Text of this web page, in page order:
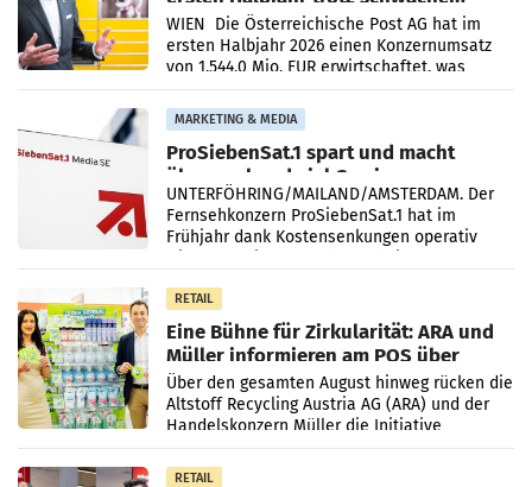
Briefgeschäft
WIEN Die Österreichische Post AG hat im
ersten Halbjahr 2026 einen Konzernumsatz
von 1.544,0 Mio. EUR erwirtschaftet, was
einem Plus von 3,8 Prozent gegenüber dem
Vergleichszeitraum
MARKETING & MEDIA
ProSiebenSat.1 spart und macht
überraschend viel Gewinn
UNTERFÖHRING/MAILAND/AMSTERDAM. Der
Fernsehkonzern ProSiebenSat.1 hat im
Frühjahr dank Kostensenkungen operativ
RETAIL
Eine Bühne für Zirkularität: ARA und
Müller informieren am POS über
Kreislauffähigkeit
Über den gesamten August hinweg rücken die
Altstoff Recycling Austria AG (ARA) und der
Handelskonzern Müller die Initiative
„Kreislauf-Helden“ in allen österreichischen
Müller-Filialen
RETAIL